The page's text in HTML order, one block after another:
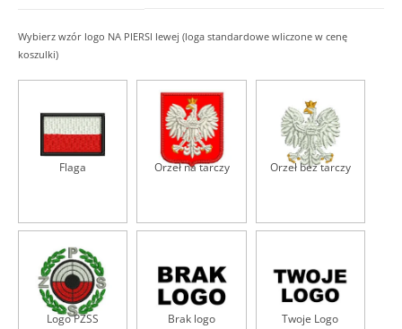
W
y
i
o
Wybierz wzór logo NA PIERSI lewej (loga standardowe wliczone w cenę
koszulki)
Flaga Orzeł na tarczy Orzeł bez tarczy
Logo PZSS Brak logo Twoje Logo